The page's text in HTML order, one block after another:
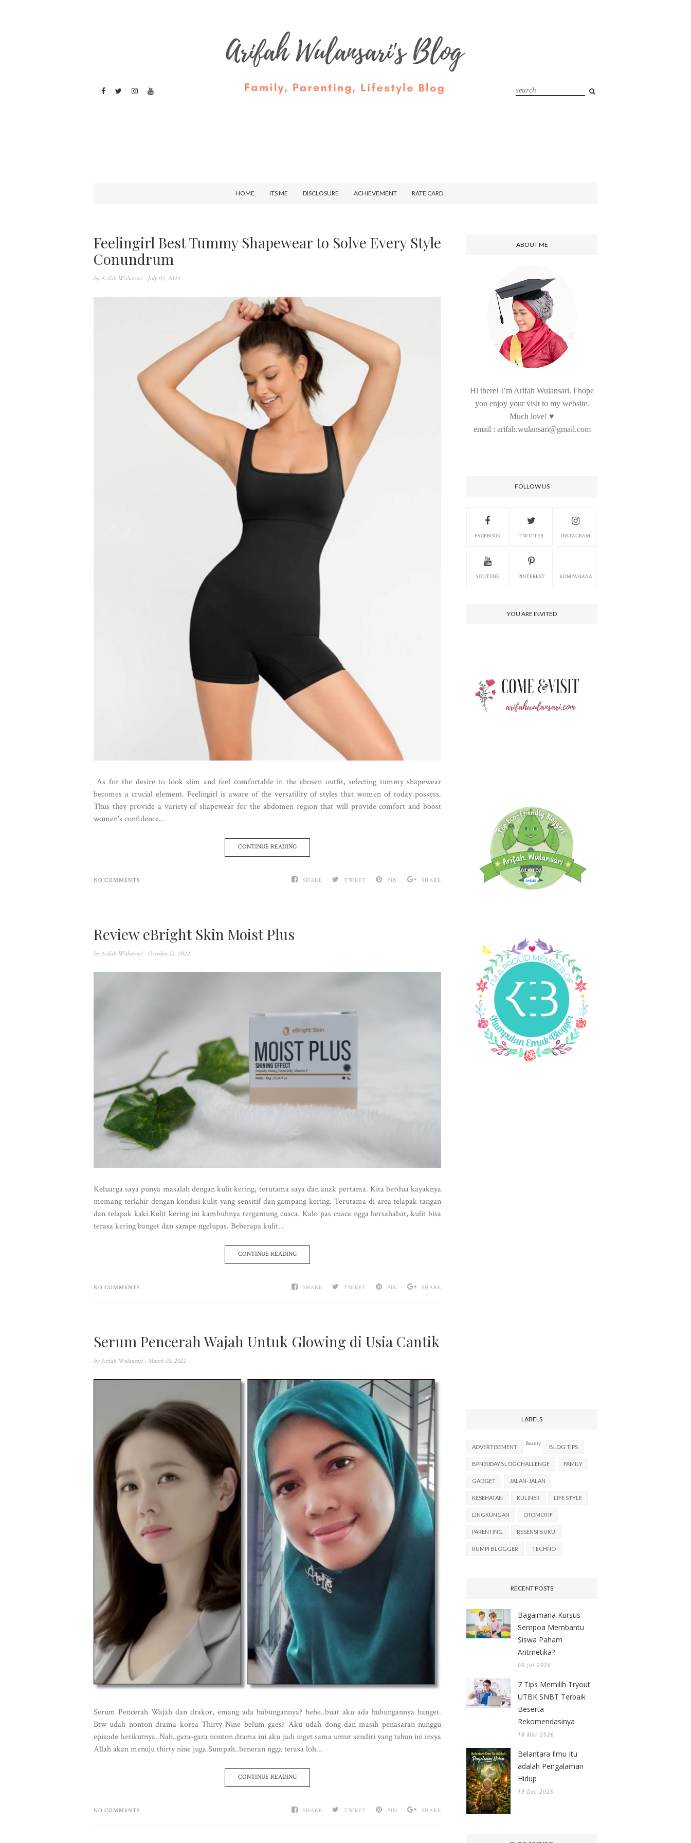
HOME ITS ME DISCLOSURE ACHIEVEMENT RATE CARD
Feelingirl Best Tummy Shapewear to Solve Every Style
Conundrum
by Arifah Wulansari - July 02, 2024
As for the desire to look slim and feel comfortable in the chosen outfit, selecting tummy shapewear
becomes a crucial element. Feelingirl is aware of the versatility of styles that women of today possess.
Thus they provide a variety of shapewear for the abdomen region that will provide comfort and boost
women's confidence...
CONTINUE READING
SHARE TWEET PIN SHARE
NO COMMENTS
Review eBright Skin Moist Plus
by Arifah Wulansari - October 12, 2022
Keluarga saya punya masalah dengan kulit kering, terutama saya dan anak pertama. Kita berdua kayaknya
memang terlahir dengan kondisi kulit yang sensitif dan gampang kering. Terutama di area telapak tangan
dan telapak kaki.Kulit kering ini kambuhnya tergantung cuaca. Kalo pas cuaca ngga bersahabat, kulit bisa
terasa kering banget dan sampe ngelupas. Beberapa kulit...
CONTINUE READING
SHARE TWEET PIN SHARE
NO COMMENTS
Serum Pencerah Wajah Untuk Glowing di Usia Cantik
by Arifah Wulansari - March 03, 2022
Serum Pencerah Wajah dan drakor, emang ada hubungannya? hehe..buat aku ada hubungannya banget.
Btw udah nonton drama korea Thirty Nine belum gaes? Aku udah dong dan masih penasaran nunggu
episode berikutnya..Nah..gara-gara nonton drama ini aku jadi inget sama umur sendiri yang tahun ini insya
Allah akan menuju thirty nine juga.Sumpah..beneran ngga terasa loh...
CONTINUE READING
SHARE TWEET PIN SHARE
NO COMMENTS
ABOUT ME
Hi there! I’m Arifah Wulansari. I hope
you enjoy your visit to my website.
Much love! ♥
email : arifah.wulansari@gmail.com
FOLLOW US
FACEBOOK TWITTER INSTAGRAM
YOUTUBE PINTEREST KOMPASIANA
YOU ARE INVITED
LABELS
ADVERTISEMENT Beauty BLOG TIPS
BPN30DAYBLOGCHALLENGE FAMILY
GADGET JALAN-JALAN
KESEHATAN KULINER LIFE STYLE
LINGKUNGAN OTOMOTIF
PARENTING RESENSI BUKU
RUMPI BLOGGER TECHNO
RECENT POSTS
Bagaimana Kursus
Sempoa Membantu
Siswa Paham
Aritmetika?
06 Jul 2026
7 Tips Memilih Tryout
UTBK SNBT Terbaik
Beserta
Rekomendasinya
18 Mar 2026
Belantara Ilmu Itu
adalah Pengalaman
Hidup
19 Dec 2025